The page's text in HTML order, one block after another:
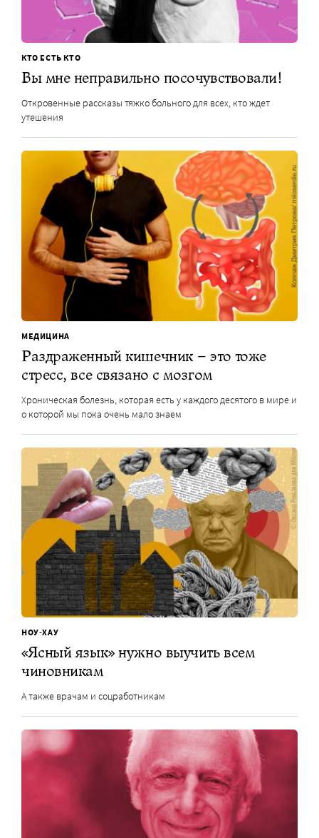
КТО ЕСТЬ КТО
Вы мне неправильно посочувствовали!
Откровенные рассказы тяжко больного для всех, кто ждет
утешения
МЕДИЦИНА
Раздраженный кишечник – это тоже
стресс, все связано с мозгом
Хроническая болезнь, которая есть у каждого десятого в мире и
о которой мы пока очень мало знаем
НОУ-ХАУ
«Ясный язык» нужно выучить всем
чиновникам
А также врачам и соцработникам